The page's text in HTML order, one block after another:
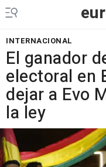
INTERNACIONAL
El ganador
electoral en
dejar a Evo
la ley